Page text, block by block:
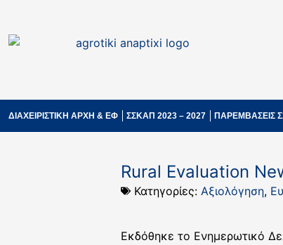
ΔΙΑΧΕΙΡΙΣΤΙΚΗ ΑΡΧΗ & ΕΦ ΣΣΚΑΠ 2023 – 2027 ΠΑΡΕΜΒΑΣΕΙΣ
Rural Evaluation
Κατηγορίες: Αξιολόγηση,
Εκδόθηκε το Ενημερωτικό